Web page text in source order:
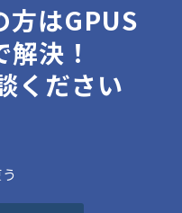
方はGPUS
決！
ください